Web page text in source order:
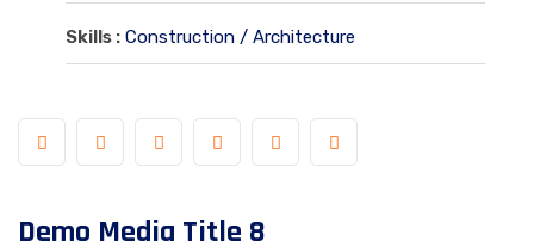
Skills : Construction / Architecture
Demo Media Title 8